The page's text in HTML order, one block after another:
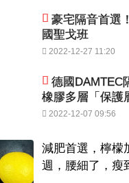
豪宅隔音首選
國聖戈班
2022-12-27 11:20
德國DAMTEC
橡膠多層「保護
2022-12-07 09:56
減肥首選，檸檬
週，腰細了，瘦